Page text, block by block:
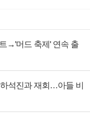
→'머드 축제' 연속 출
하석진과 재회…아들 비